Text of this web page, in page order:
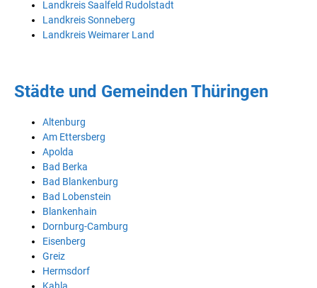
Landkreis Saalfeld Rudolstadt
Landkreis Sonneberg
Landkreis Weimarer Land
Städte und Gemeinden Thüringen
Altenburg
Am Ettersberg
Apolda
Bad Berka
Bad Blankenburg
Bad Lobenstein
Blankenhain
Dornburg-Camburg
Eisenberg
Greiz
Hermsdorf